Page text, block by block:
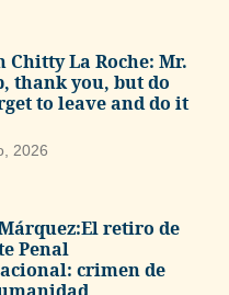
Chitty La Roche: Mr.
thank you, but do
to leave and do it
2026
retiro de
Penal
crimen de